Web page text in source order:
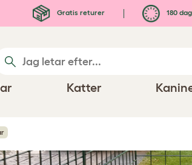
Gratis returer 180
Katter